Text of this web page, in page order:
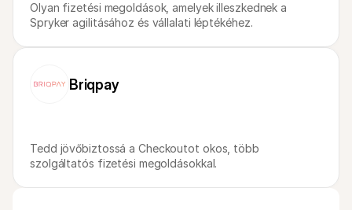
Olyan fizetési megoldások, amelyek illeszkednek a
Spryker agilitásához és vállalati léptékéhez.
Briqpay
Tedd jövőbiztossá a Checkoutot okos, több
szolgáltatós fizetési megoldásokkal.